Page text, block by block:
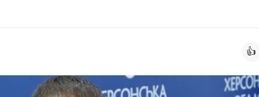
👍